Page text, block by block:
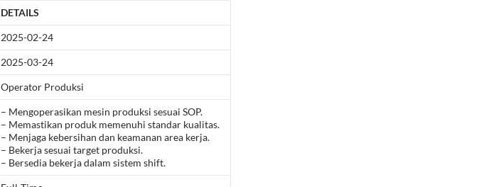
DETAILS
2025-02-24
2025-03-24
Operator Produksi
– Mengoperasikan mesin produksi sesuai SOP.
– Memastikan produk memenuhi standar kualitas.
– Menjaga kebersihan dan keamanan area kerja.
– Bekerja sesuai target produksi.
– Bersedia bekerja dalam sistem shift.